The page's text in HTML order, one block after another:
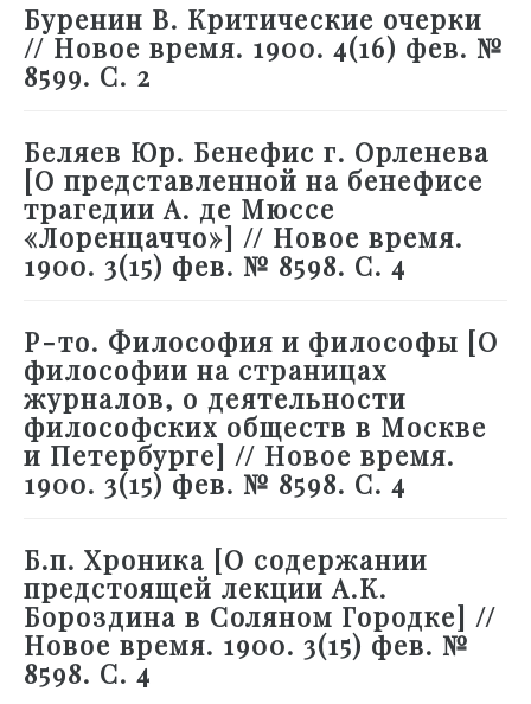
Буренин В. Критические очерки
// Новое время. 1900. 4(16) фев. №
8599. С. 2
Беляев Юр. Бенефис г. Орленева
[О представленной на бенефисе
трагедии А. де Мюссе
«Лоренцаччо»] // Новое время.
1900. 3(15) фев. № 8598. С. 4
Р-то. Философия и философы [О
философии на страницах
журналов, о деятельности
философских обществ в Москве
и Петербурге] // Новое время.
1900. 3(15) фев. № 8598. С. 4
Б.п. Хроника [О содержании
предстоящей лекции А.К.
Бороздина в Соляном Городке] //
Новое время. 1900. 3(15) фев. №
8598. С. 4